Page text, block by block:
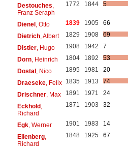
Destouches,
Franz Seraph
1772 1844 5
Dienel , Otto 1839 1905
66
Dietrich, Albert 1829 1908
69
Distler, Hugo 1908 1942
7
Dorn, Heinrich 1804 1892
53
Dostal , Nico 1895 1981
20
Draeseke, Felix 1835 1913
74
Drischner, Max 1891 1971
24
Eckhold ,
Richard
1871 1903 32
Egk, Werner 1901 1983
14
Eilenberg,
Richard
1848 1925 67